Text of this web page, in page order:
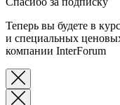
Теперь вы будете в
и специальных
компании InterForum